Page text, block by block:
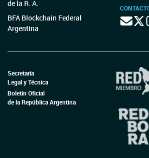
de la R. A.
BFA Blockchain Federal
Argentina
Secretaría
Legal y Técnica
Boletín Oficial
de la República Argentina